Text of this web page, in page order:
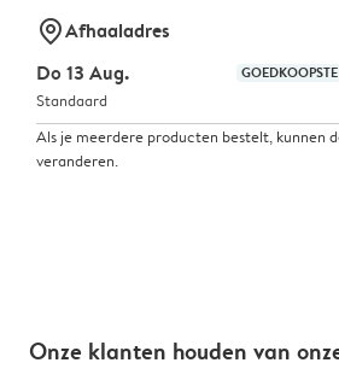
marker-pinAfhaaladres
Do 13 Aug.
GOEDKOOPSTE
Standaard
Als je meerdere producten bestelt, kunnen
veranderen.
Onze klanten houden van